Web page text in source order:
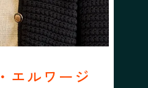
エルワージ